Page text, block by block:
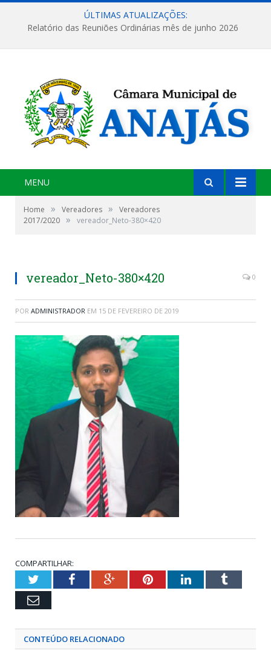
ÚLTIMAS ATUALIZAÇÕES:
Relatório das Reuniões Ordinárias mês de junho 2026
MENU
Home » Vereadores »
Vereadores
2017/2020 » vereador_Neto-380×420
vereador_Neto-380×420 0
POR ADMINISTRADOR EM 15 DE FEVEREIRO DE 2019
COMPARTILHAR:
TwitterFacebookGoogle+PinterestLinkedInTumblr
Email
CONTEÚDO RELACIONADO